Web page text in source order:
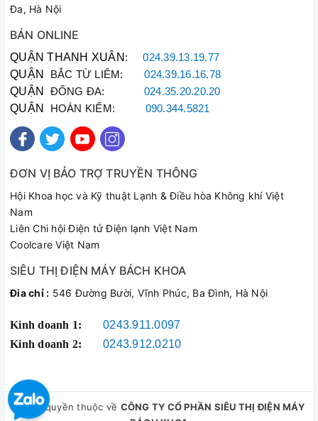
Đa, Hà Nội
BÁN ONLINE
QUẬN THANH XUÂN :024.39.13.19.77
QUẬN BẮC TỪ LIÊM:024.39.16.16.78
QUẬN ĐỐNG ĐA: 024.35.20.20.20
QUẬN HOÀN KIẾM: 090.344.5821
ĐƠN VỊ BẢO TRỢ TRUYỀN THÔNG
Hội Khoa học và Kỹ thuật Lạnh & Điều hòa Không khí Việt
Nam
Liên Chi hội Điện tử Điện lạnh Việt Nam
Coolcare Việt Nam
SIÊU THỊ ĐIỆN MÁY BÁCH KHOA
Đia chỉ : 546 Đường Bười, Vĩnh Phúc, Ba Đình, Hà Nội
Kinh doanh 1:
0243.911.0097
Kinh doanh 2:
0243.912.0210
© Bản quyền thuộc về CÔNG TY CỔ PHẦN SIÊU THỊ ĐIỆN MÁY